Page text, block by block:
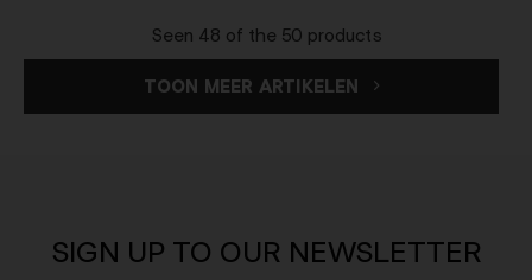
Seen 48 of the 50 products
TOON MEER ARTIKELEN
SIGN UP TO OUR NEWSLETTER